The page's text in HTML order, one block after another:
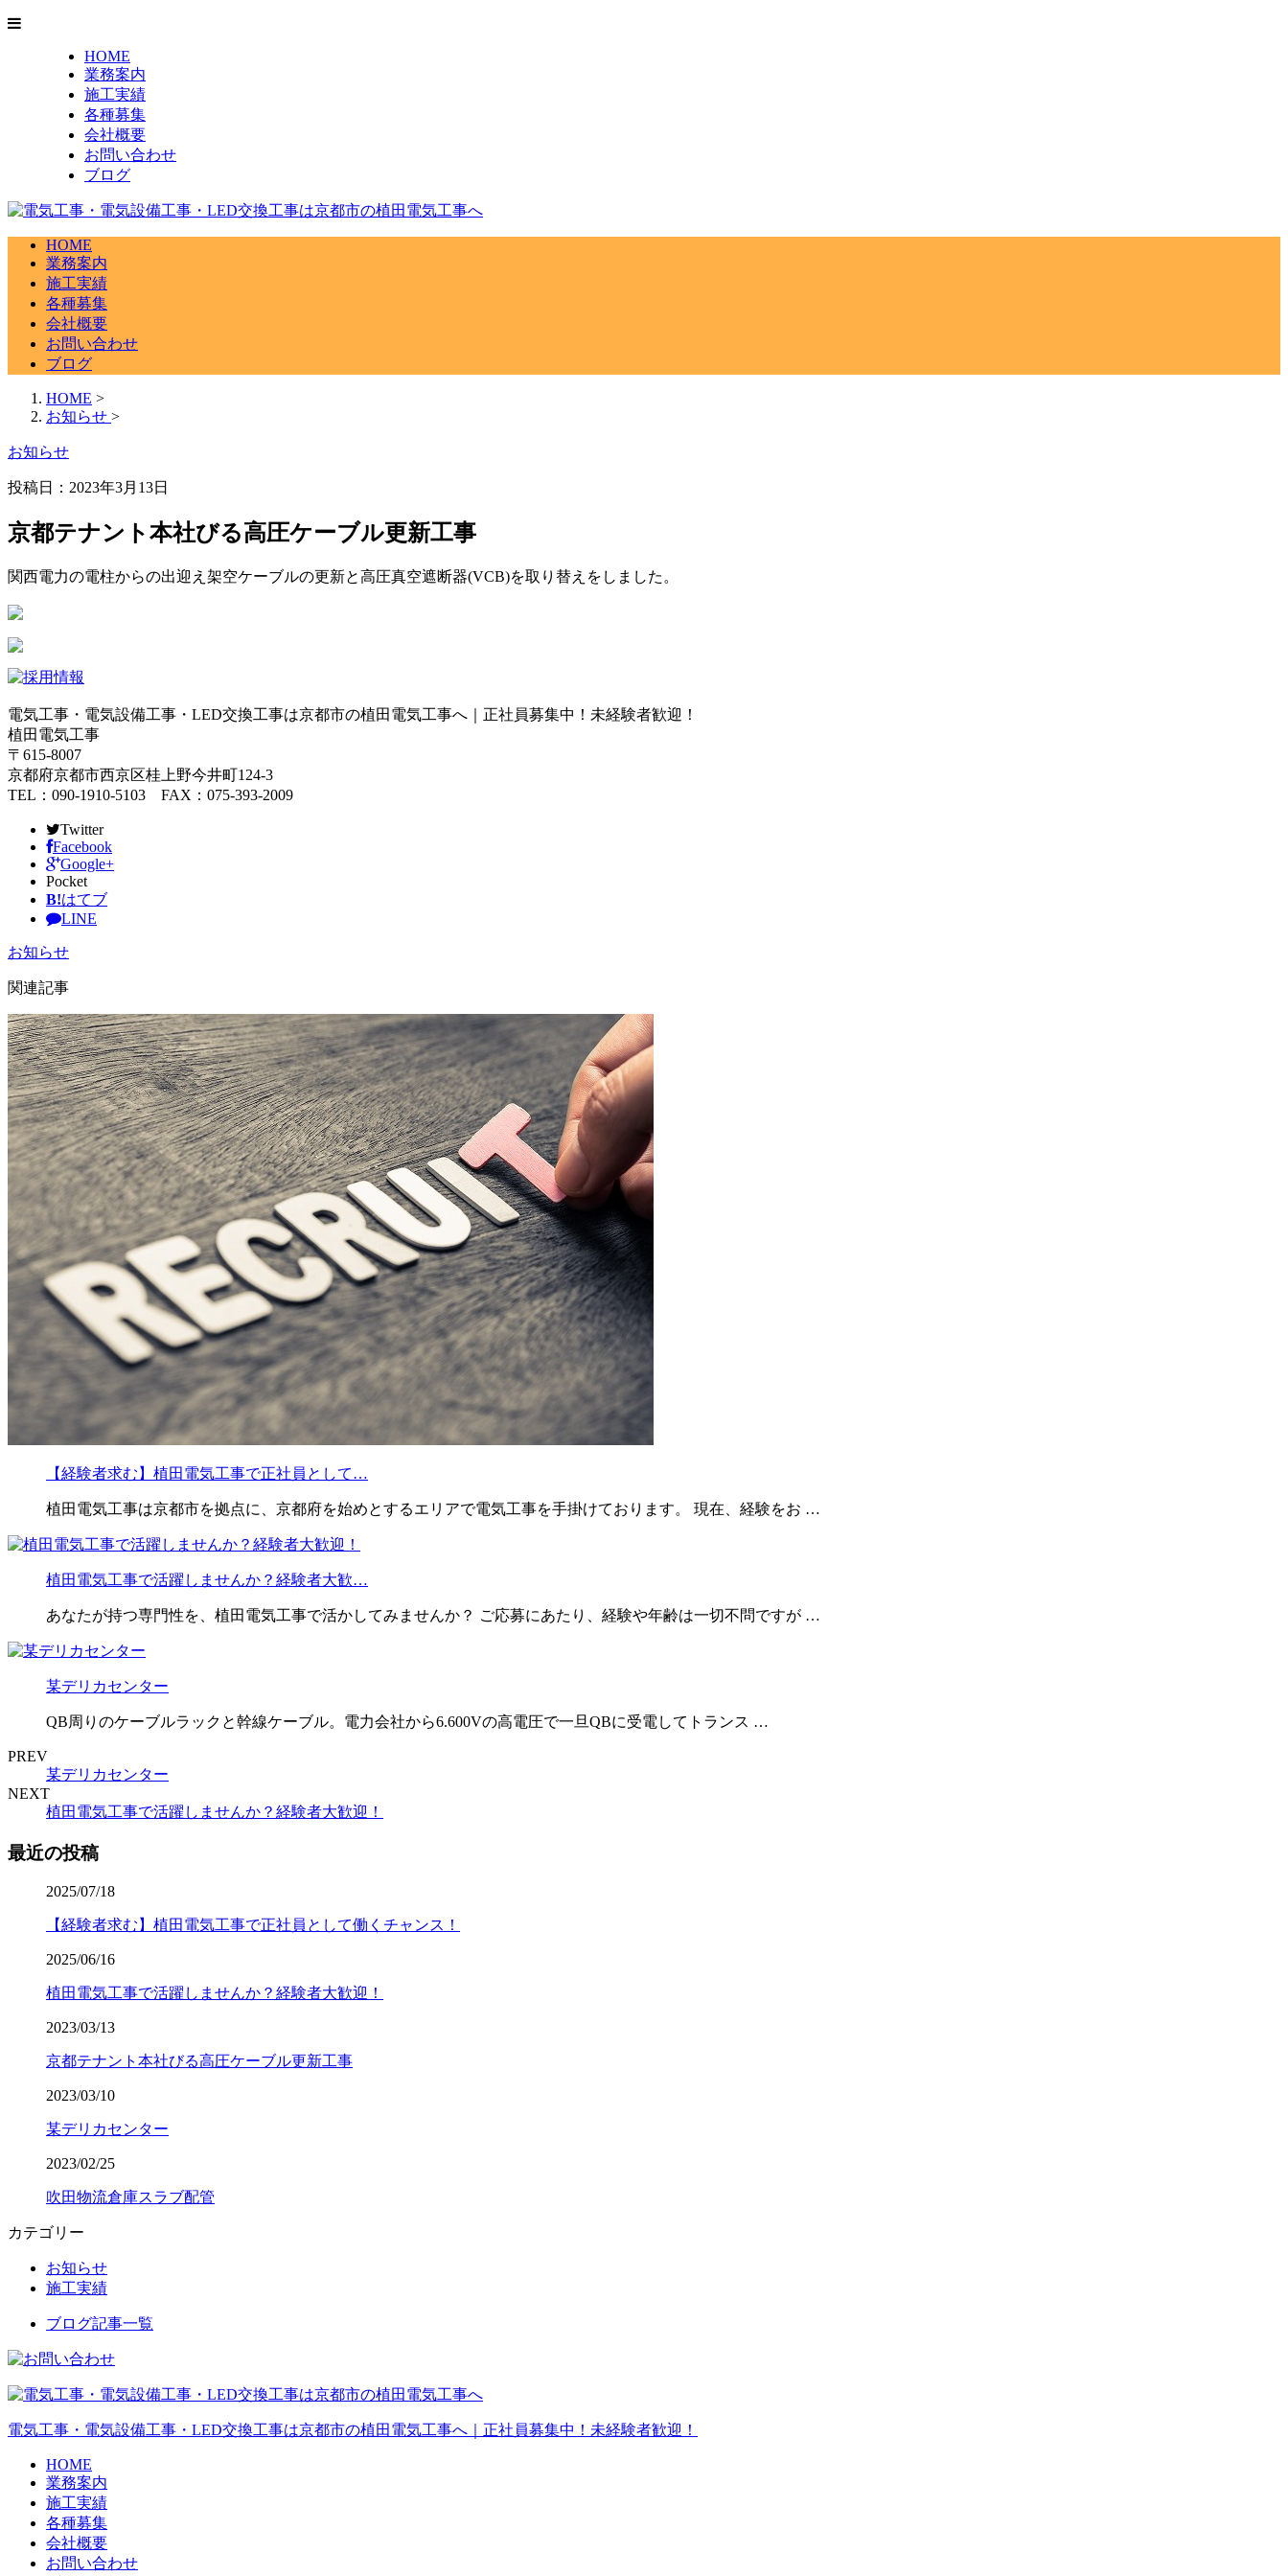
HOME
業務案内
施工実績
各種募集
会社概要
お問い合わせ
ブログ
HOME
業務案内
施工実績
各種募集
会社概要
お問い合わせ
ブログ
HOME >
お知らせ >
お知らせ
投稿日：2023年3月13日
京都テナント本社びる高圧ケーブル更新工事
関西電力の電柱からの出迎え架空ケーブルの更新と高圧真空遮断器(VCB)を取り替えをしました。
電気工事・電気設備工事・LED交換工事は京都市の植田電気工事へ｜正社員募集中！未経験者歓迎！
植田電気工事
〒615-8007
京都府京都市西京区桂上野今井町124-3
TEL：090-1910-5103 FAX：075-393-2009
Twitter
Facebook
Google+
Pocket
B!はてブ
LINE
お知らせ
関連記事
【経験者求む】植田電気工事で正社員として…
植田電気工事は京都市を拠点に、京都府を始めとするエリアで電気工事を手掛けております。 現在、経験をお …
植田電気工事で活躍しませんか？経験者大歓…
あなたが持つ専門性を、植田電気工事で活かしてみませんか？ ご応募にあたり、経験や年齢は一切不問ですが …
某デリカセンター
QB周りのケーブルラックと幹線ケーブル。電力会社から6.600Vの高電圧で一旦QBに受電してトランス …
PREV
某デリカセンター
NEXT
植田電気工事で活躍しませんか？経験者大歓迎！
最近の投稿
2025/07/18
【経験者求む】植田電気工事で正社員として働くチャンス！
2025/06/16
植田電気工事で活躍しませんか？経験者大歓迎！
2023/03/13
京都テナント本社びる高圧ケーブル更新工事
2023/03/10
某デリカセンター
2023/02/25
吹田物流倉庫スラブ配管
カテゴリー
お知らせ
施工実績
ブログ記事一覧
電気工事・電気設備工事・LED交換工事は京都市の植田電気工事へ｜正社員募集中！未経験者歓迎！
HOME
業務案内
施工実績
各種募集
会社概要
お問い合わせ